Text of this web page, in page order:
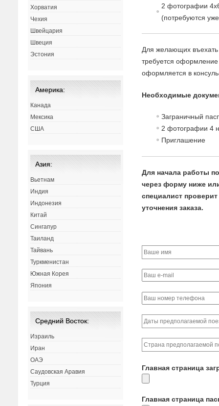
2 фотографии
(потребуются
Для желающих
требуется оформление
оформляется в
Необходимые
Заграничный
2 фотографии 4
Приглашение
Для начала работы
через форму ниже
специалист
уточнения заказа.
Главная страница
Главная страница
Хорватия
Чехия
Швейцария
Швеция
Эстония
Америка:
Канада
Мексика
США
Азия:
Вьетнам
Индия
Индонезия
Китай
Сингапур
Таиланд
Тайвань
Туркменистан
Южная Корея
Япония
Средний Восток:
Израиль
Иран
ОАЭ
Саудовская Аравия
Турция